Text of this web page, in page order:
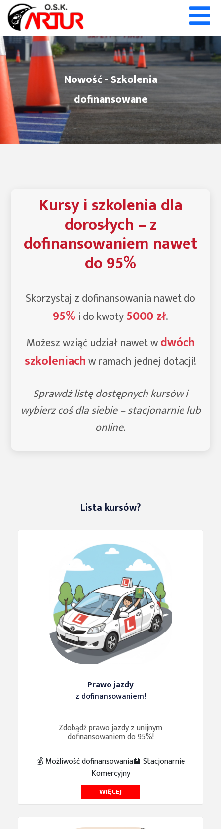
Nowość - Szkolenia
dofinansowane
Kursy i szkolenia dla
dorosłych – z
dofinansowaniem nawet
do 95%
Skorzystaj z dofinansowania nawet do
95% i do kwoty5000 zł.
Możesz wziąć udział nawet wdwóch
szkoleniachw ramach jednej dotacji!
Sprawdź listę dostępnych kursów i
wybierz coś dla siebie – stacjonarnie lub
online.
Lista kursów?
Prawo jazdy
z dofinansowaniem!
Zdobądź prawo jazdy z unijnym
dofinansowaniem do 95%!
💰 Możliwość dofinansowania🏫 Stacjonarnie
Komercyjny
WIĘCEJ